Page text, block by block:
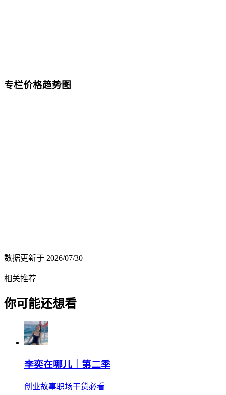
专栏价格趋势图
数据更新于 2026/07/30
相关推荐
你可能还想看
李奕在哪儿｜第二季
创业故事职场干货必看